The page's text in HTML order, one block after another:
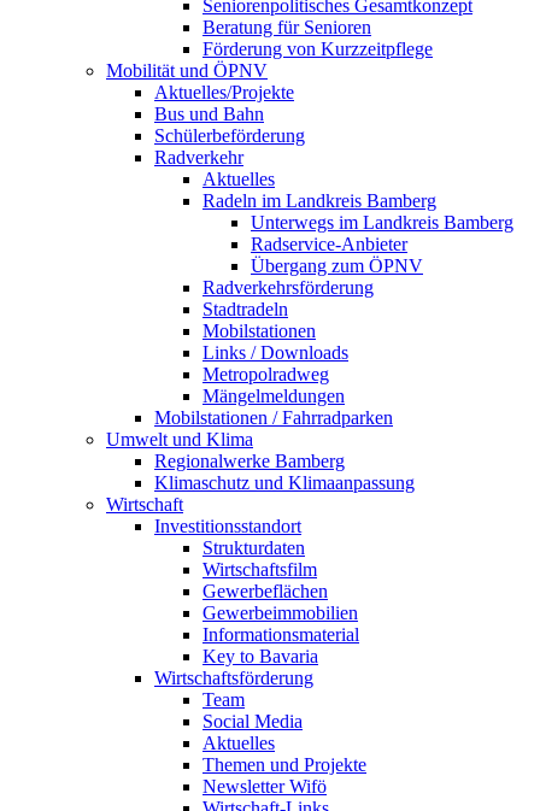
Seniorenpolitisches Gesamtkonzept
Beratung für Senioren
Förderung von Kurzzeitpflege
Mobilität und ÖPNV
Aktuelles/Projekte
Bus und Bahn
Schülerbeförderung
Radverkehr
Aktuelles
Radeln im Landkreis Bamberg
Unterwegs im Landkreis Bamberg
Radservice-Anbieter
Übergang zum ÖPNV
Radverkehrsförderung
Stadtradeln
Mobilstationen
Links / Downloads
Metropolradweg
Mängelmeldungen
Mobilstationen / Fahrradparken
Umwelt und Klima
Regionalwerke Bamberg
Klimaschutz und Klimaanpassung
Wirtschaft
Investitionsstandort
Strukturdaten
Wirtschaftsfilm
Gewerbeflächen
Gewerbeimmobilien
Informationsmaterial
Key to Bavaria
Wirtschaftsförderung
Team
Social Media
Aktuelles
Themen und Projekte
Newsletter Wifö